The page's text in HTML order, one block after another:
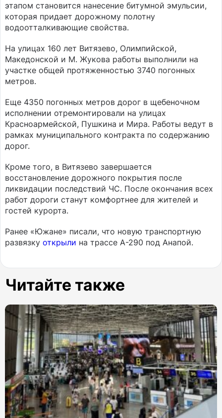
этапом становится нанесение битумной эмульсии,
которая придает дорожному полотну
водоотталкивающие свойства.
На улицах 160 лет Витязево, Олимпийской,
Македонской и М. Жукова работы выполнили на
участке общей протяженностью 3740 погонных
метров.
Еще 4350 погонных метров дорог в щебеночном
исполнении отремонтировали на улицах
Красноармейской, Пушкина и Мира. Работы ведут в
рамках муниципального контракта по содержанию
дорог.
Кроме того, в Витязево завершается
восстановление дорожного покрытия после
ликвидации последствий ЧС. После окончания всех
работ дороги станут комфортнее для жителей и
гостей курорта.
Ранее «Южане» писали, что новую транспортную
развязку открыли на трассе А-290 под Анапой.
Читайте также